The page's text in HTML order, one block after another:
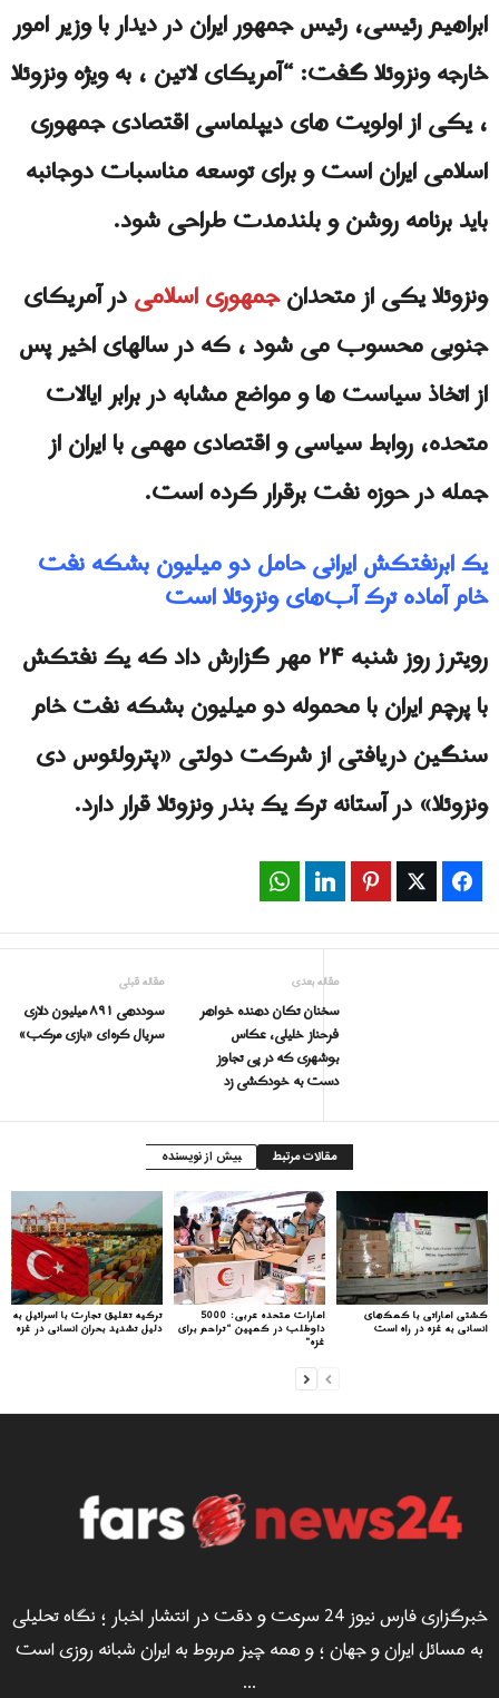
ابراهیم رئیسی، رئیس جمهور ایران در دیدار با وزیر امور
خارجه ونزوئلا گفت: “آمریکای لاتین ، به ویژه ونزوئلا
، یکی از اولویت های دیپلماسی اقتصادی جمهوری
اسلامی ایران است و برای توسعه مناسبات دوجانبه
باید برنامه روشن و بلندمدت طراحی شود.
ونزوئلا يكى از متحدانجمهوری اسلامیدر آمریکای
جنوبی محسوب می شود ، که در سالهای اخیر پس
از اتخاذ سیاست ها و مواضع مشابه در برابر ایالات
متحده، روابط سیاسی و اقتصادی مهمی با ایران از
جمله در حوزه نفت برقرار کرده است.
یک ابرنفتکش ایرانی حامل دو میلیون بشکه نفت
خام آماده ترک آب‌های ونزوئلا است
رویترز روز شنبه ۲۴ مهر گزارش داد که یک نفتکش
با پرچم ایران با محموله دو میلیون بشکه نفت خام
سنگین دریافتی از شرکت دولتی «پترولئوس دی
ونزوئلا» در آستانه ترک یک بندر ونزوئلا قرار دارد.
Facebook
Twitter
Pinterest
LinkedIn
مقاله قبلی
سوددهی ۸۹۱ میلیون دلاری
سریال کره‌ای «بازی مرکب»
مقاله بعدی
سخنان تکان دهنده خواهر
فرحناز خلیلی، عکاس
بوشهری که در پی تجاوز
دست به خودکشی زد
مقالات مرتبط بیش از نویسنده
ترکیه تعلیق تجارت با اسرائیل به
دلیل تشدید بحران انسانی در غزه
امارات متحده عربی: 5000
داوطلب در کمپین “تراحم برای
غزه”
کشتی اماراتی با کمک‌های
انسانی به غزه در راه است
خبرگزاری فارس نیوز 24 سرعت و دقت در انتشار اخبار ؛ نگاه تحلیلی
به مسائل ایران و جهان ؛ و همه چیز مربوط به ایران شبانه روزی است
...